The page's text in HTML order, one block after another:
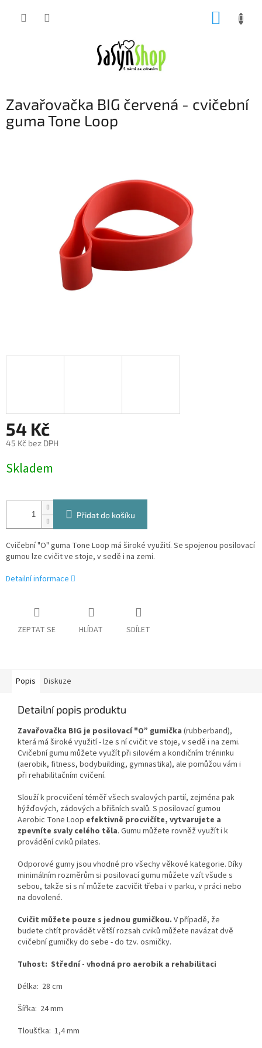
Zavařovačka BIG červená - cvičební
guma Tone Loop
54 Kč
45 Kč bez DPH
cena:
Skladem
Přidat do košíku
Cvičební "O" guma Tone Loop má široké využití. Se spojenou posilovací
gumou lze cvičit ve stoje, v sedě i na zemi.
Detailní informace
ZEPTAT SE HLÍDAT SDÍLET
Popis Diskuze
Detailní popis produktu
Zavařovačka BIG je posilovací "O” gumička (rubberband),
která má široké využití - lze s ní cvičit ve stoje, v sedě i na zemi.
Cvičební gumu můžete využít při silovém a kondičním tréninku
(aerobik, fitness, bodybuilding, gymnastika), ale pomůžou vám i
při rehabilitačním cvičení.
Slouží k procvičení téměř všech svalových partií, zejména pak
hýžďových, zádových a břišních svalů. S posilovací gumou
Aerobic Tone Loop efektivně procvičíte, vytvarujete a
zpevníte svaly celého těla. Gumu můžete rovněž využít i k
provádění cviků pilates.
Odporové gumy jsou vhodné pro všechy věkové kategorie. Díky
minimálním rozměrům si posilovací gumu můžete vzít všude s
sebou, takže si s ní můžete zacvičit třeba i v parku, v práci nebo
na dovolené.
Cvičit můžete pouze s jednou gumičkou. V případě, že
budete chtít provádět větší rozsah cviků můžete navázat dvě
cvičební gumičky do sebe - do tzv. osmičky.
Tuhost: Střední - vhodná pro aerobik a rehabilitaci
Délka: 28 cm
Šířka: 24 mm
Tloušťka: 1,4 mm